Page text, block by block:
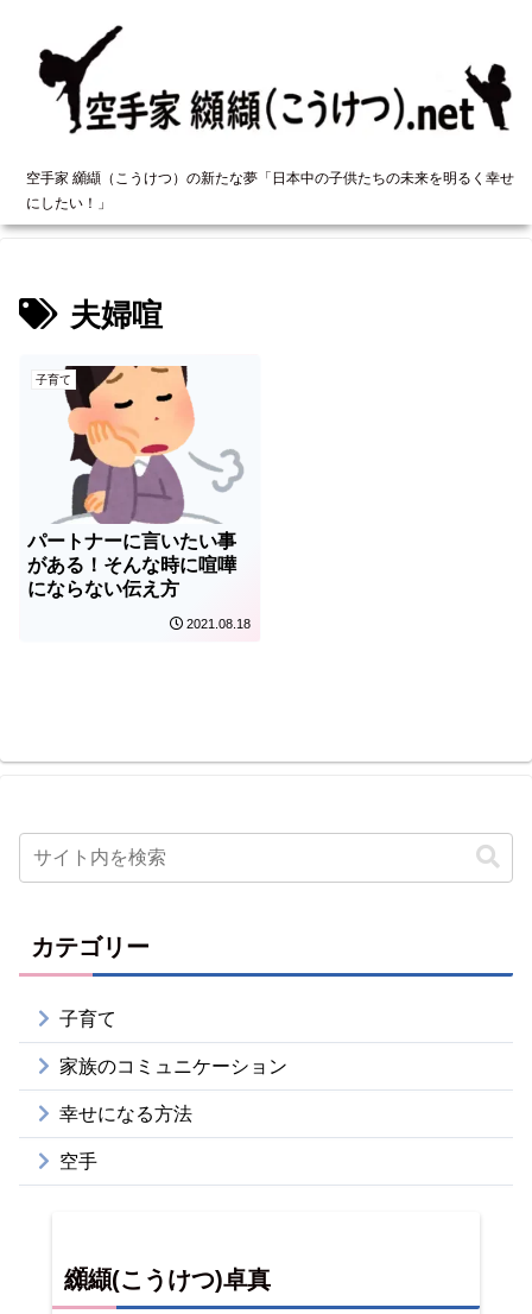
空手家 纐纈（こうけつ）の新たな夢「日本中の子供たちの未来を明るく幸せ
にしたい！」
夫婦喧
子育て
パートナーに言いたい事
がある！そんな時に喧嘩
にならない伝え方
2021.08.18
カテゴリー
子育て
家族のコミュニケーション
幸せになる方法
空手
纐纈(こうけつ)卓真